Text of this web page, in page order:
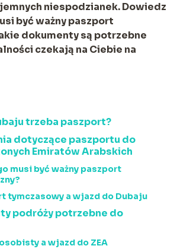
niespodzianek. Dowiedz
być ważny paszport
dokumenty są potrzebne
czekają na Ciebie na
trzeba paszport?
dotyczące paszportu do
Emiratów Arabskich
musi być ważny paszport
tymczasowy a wjazd do Dubaju
podróży potrzebne do
a wjazd do ZEA